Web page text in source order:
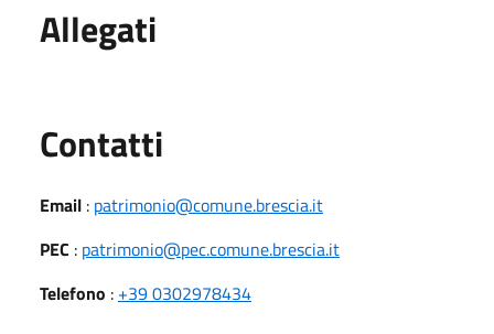
Allegati
Contatti
Email : patrimonio@comune.brescia.it
PEC : patrimonio@pec.comune.brescia.it
Telefono : +39 0302978434